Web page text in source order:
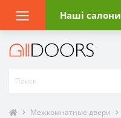
Наші салони
Межкомнатные двери